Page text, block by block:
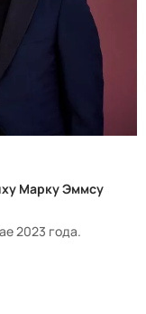
Марку Эммсу
2023 года.